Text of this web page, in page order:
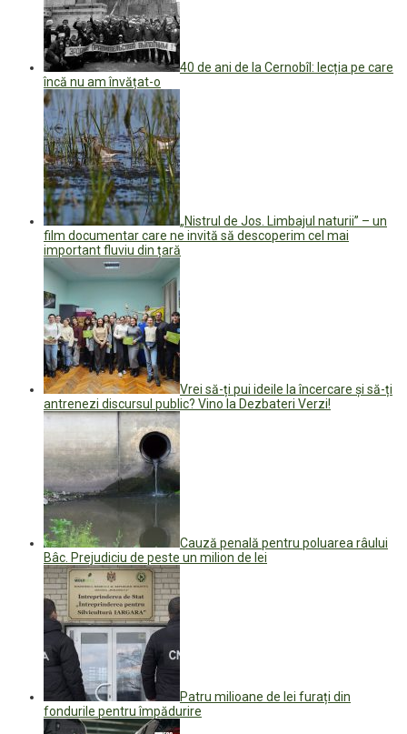
40 de ani de la Cernobîl: lecția pe care
încă nu am învățat-o
„Nistrul de Jos. Limbajul naturii” – un
film documentar care ne invită să descoperim cel mai
important fluviu din țară
Vrei să-ți pui ideile la încercare și să-ți
antrenezi discursul public? Vino la Dezbateri Verzi!
Cauză penală pentru poluarea râului
Bâc. Prejudiciu de peste un milion de lei
Patru milioane de lei furați din
fondurile pentru împădurire